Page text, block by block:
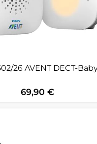
26 AVENT DECT-
Regulärer Preis:
69,90 €